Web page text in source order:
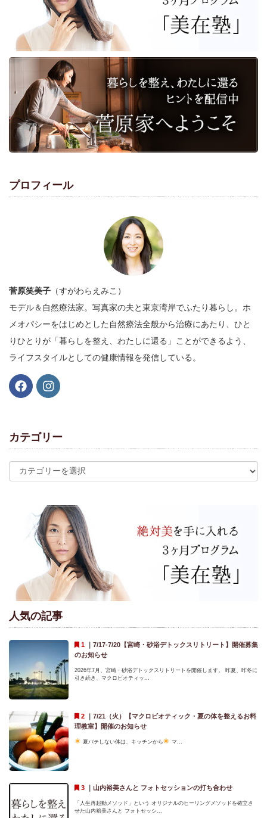
プロフィール
菅原笑美子 （すがわらえみこ）
モデル＆自然療法家。写真家の夫と東京湾岸でふたり暮らし。ホ
メオパシーをはじめとした自然療法全般から治療にあたり、ひと
りひとりが「暮らしを整え、わたしに還る」ことができるよう、
ライフスタイルとしての健康情報を発信している。
カテゴリー
人気の記事
｜ 7/17-7/20【宮崎・砂浴デトックスリトリート】開催募集
のお知らせ
2026年7月、宮崎・砂浴デトックスリトリートを開催します。 昨夏、昨冬に
引き続き、マクロビオティッ...
｜ 7/21（火）【マクロビオティック・夏の体を整えるお料
理教室】開催のお知らせ
夏バテしない体は、キッチンから マ...
｜ 山内裕美さんと フォトセッションの打ち合わせ
「人生再起動メソッド」という オリジナルのヒーリングメソッドを確立さ
せた山内裕美さんと フォトセッシ...